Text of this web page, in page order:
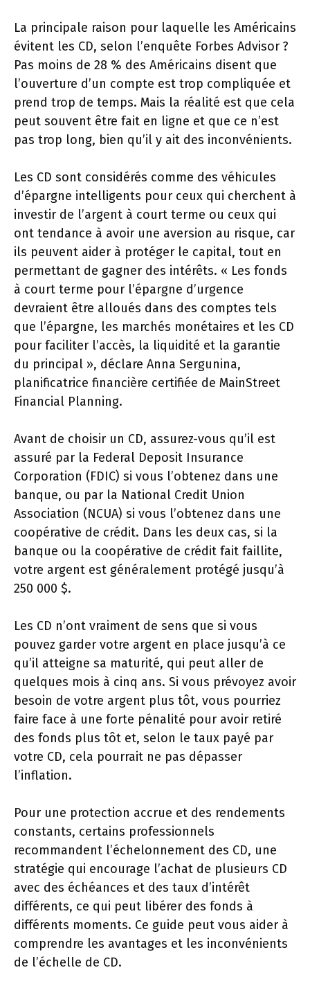
La principale raison pour laquelle les Américains
évitent les CD, selon l’enquête Forbes Advisor ?
Pas moins de 28 % des Américains disent que
l’ouverture d’un compte est trop compliquée et
prend trop de temps. Mais la réalité est que cela
peut souvent être fait en ligne et que ce n’est
pas trop long, bien qu’il y ait des inconvénients.
Les CD sont considérés comme des véhicules
d’épargne intelligents pour ceux qui cherchent à
investir de l’argent à court terme ou ceux qui
ont tendance à avoir une aversion au risque, car
ils peuvent aider à protéger le capital, tout en
permettant de gagner des intérêts. « Les fonds
à court terme pour l’épargne d’urgence
devraient être alloués dans des comptes tels
que l’épargne, les marchés monétaires et les CD
pour faciliter l’accès, la liquidité et la garantie
du principal », déclare Anna Sergunina,
planificatrice financière certifiée de MainStreet
Financial Planning.
Avant de choisir un CD, assurez-vous qu’il est
assuré par la Federal Deposit Insurance
Corporation (FDIC) si vous l’obtenez dans une
banque, ou par la National Credit Union
Association (NCUA) si vous l’obtenez dans une
coopérative de crédit. Dans les deux cas, si la
banque ou la coopérative de crédit fait faillite,
votre argent est généralement protégé jusqu’à
250 000 $.
Les CD n’ont vraiment de sens que si vous
pouvez garder votre argent en place jusqu’à ce
qu’il atteigne sa maturité, qui peut aller de
quelques mois à cinq ans. Si vous prévoyez avoir
besoin de votre argent plus tôt, vous pourriez
faire face à une forte pénalité pour avoir retiré
des fonds plus tôt et, selon le taux payé par
votre CD, cela pourrait ne pas dépasser
l’inflation.
Pour une protection accrue et des rendements
constants, certains professionnels
recommandent l’échelonnement des CD, une
stratégie qui encourage l’achat de plusieurs CD
avec des échéances et des taux d’intérêt
différents, ce qui peut libérer des fonds à
différents moments. Ce guide peut vous aider à
comprendre les avantages et les inconvénients
de l’échelle de CD.